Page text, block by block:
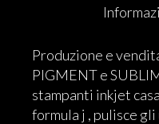
Produzione e
PIGMENT e
stampanti inkjet
formula j , pulisce